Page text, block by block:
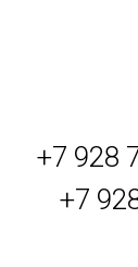
+7 928
+7